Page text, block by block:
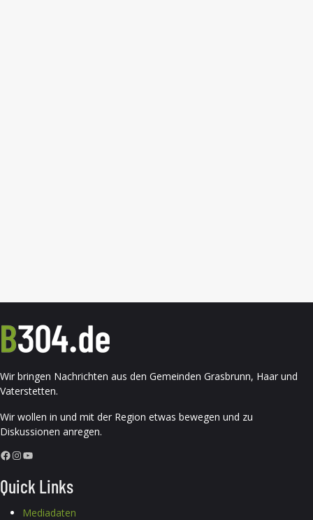
Wir bringen Nachrichten aus den Gemeinden Grasbrunn, Haar und
Vaterstetten.
Wir wollen in und mit der Region etwas bewegen und zu
Diskussionen anregen.
Facebook InstagramYouTube
Quick Links
Mediadaten